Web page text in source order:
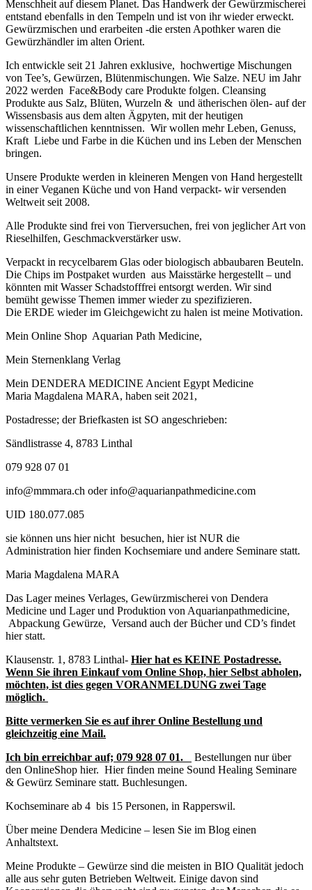
Menschheit auf diesem Planet. Das Handwerk der Gewürzmischerei
entstand ebenfalls in den Tempeln und ist von ihr wieder erweckt.
Gewürzmischen und erarbeiten -die ersten Apothker waren die
Gewürzhändler im alten Orient.
Ich entwickle seit 21 Jahren exklusive, hochwertige Mischungen
von Tee’s, Gewürzen, Blütenmischungen. Wie Salze. NEU im Jahr
2022 werden Face&Body care Produkte folgen. Cleansing
Produkte aus Salz, Blüten, Wurzeln & und ätherischen ölen- auf der
Wissensbasis aus dem alten Ägpyten, mit der heutigen
wissenschaftlichen kenntnissen. Wir wollen mehr Leben, Genuss,
Kraft Liebe und Farbe in die Küchen und ins Leben der Menschen
bringen.
Unsere Produkte werden in kleineren Mengen von Hand hergestellt
in einer Veganen Küche und von Hand verpackt- wir versenden
Weltweit seit 2008.
Alle Produkte sind frei von Tierversuchen, frei von jeglicher Art von
Rieselhilfen, Geschmackverstärker usw.
Verpackt in recycelbarem Glas oder biologisch abbaubaren Beuteln.
Die Chips im Postpaket wurden aus Maisstärke hergestellt – und
könnten mit Wasser Schadstofffrei entsorgt werden. Wir sind
bemüht gewisse Themen immer wieder zu spezifizieren.
Die ERDE wieder im Gleichgewicht zu halen ist meine Motivation.
Mein Online Shop Aquarian Path Medicine,
Mein Sternenklang Verlag
Mein DENDERA MEDICINE Ancient Egypt Medicine
Maria Magdalena MARA, haben seit 2021,
Postadresse; der Briefkasten ist SO angeschrieben:
Sändlistrasse 4, 8783 Linthal
079 928 07 01
info@mmmara.ch oder info@aquarianpathmedicine.com
UID 180.077.085
sie können uns hier nicht besuchen, hier ist NUR die
Administration hier finden Kochsemiare und andere Seminare statt.
Maria Magdalena MARA
Das Lager meines Verlages, Gewürzmischerei von Dendera
Medicine und Lager und Produktion von Aquarianpathmedicine,
Abpackung Gewürze, Versand auch der Bücher und CD’s findet
hier statt.
Klausenstr. 1, 8783 Linthal- Hier hat es KEINE Postadresse.
Wenn Sie ihren Einkauf vom Online Shop, hier Selbst abholen,
möchten, ist dies gegen VORANMELDUNG zwei Tage
möglich.
Bitte vermerken Sie es auf ihrer Online Bestellung und
gleichzeitig eine Mail.
Ich bin erreichbar auf; 079 928 07 01.
Bestellungen nur über
den OnlineShop hier. Hier finden meine Sound Healing Seminare
& Gewürz Seminare statt. Buchlesungen.
Kochseminare ab 4 bis 15 Personen, in Rapperswil.
Über meine Dendera Medicine – lesen Sie im Blog einen
Anhaltstext.
Meine Produkte – Gewürze sind die meisten in BIO Qualität jedoch
alle aus sehr guten Betrieben Weltweit. Einige davon sind